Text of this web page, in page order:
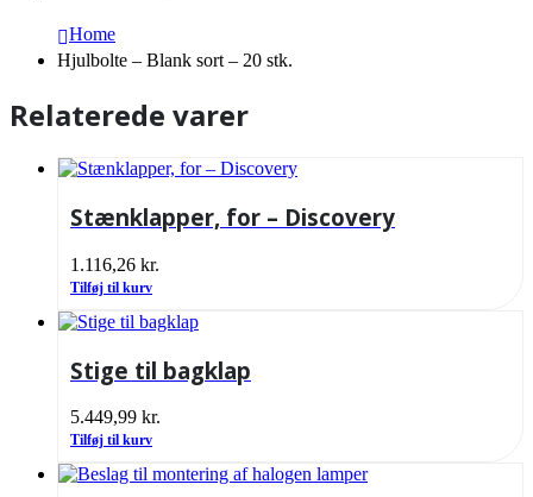
Home
Hjulbolte – Blank sort – 20 stk.
Relaterede varer
Stænklapper, for – Discovery
1.116,26 kr.
Tilføj til kurv
Stige til bagklap
5.449,99 kr.
Tilføj til kurv